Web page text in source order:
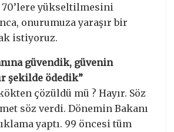
70’lere yükseltilmesini
onurumuza yaraşır bir
istiyoruz.
güvendik, güvenin
şekilde ödedik”
çözüldü mü ? Hayır. Söz
söz verdi. Dönemin Bakanı
yaptı. 99 öncesi tüm